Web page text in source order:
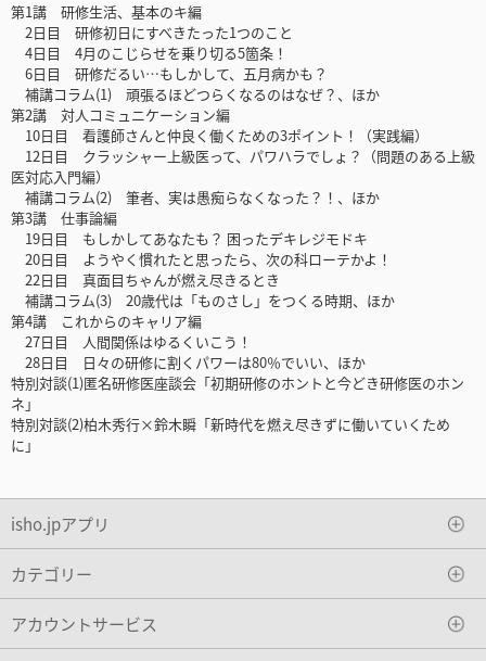
第1講 研修生活、基本のキ編
2日目 研修初日にすべきたった1つのこと
4日目 4月のこじらせを乗り切る5箇条！
6日目 研修だるい…もしかして、五月病かも？
補講コラム(1) 頑張るほどつらくなるのはなぜ？、ほか
第2講 対人コミュニケーション編
10日目 看護師さんと仲良く働くための3ポイント！（実践編）
12日目 クラッシャー上級医って、パワハラでしょ？（問題のある上級
医対応入門編）
補講コラム(2) 筆者、実は愚痴らなくなった？！、ほか
第3講 仕事論編
19日目 もしかしてあなたも？ 困ったデキレジモドキ
20日目 ようやく慣れたと思ったら、次の科ローテかよ！
22日目 真面目ちゃんが燃え尽きるとき
補講コラム(3) 20歳代は「ものさし」をつくる時期、ほか
第4講 これからのキャリア編
27日目 人間関係はゆるくいこう！
28日目 日々の研修に割くパワーは80％でいい、ほか
特別対談(1)匿名研修医座談会「初期研修のホントと今どき研修医のホン
ネ」
特別対談(2)柏木秀行×鈴木瞬「新時代を燃え尽きずに働いていくため
に」
isho.jpアプリ
カテゴリー
アカウントサービス